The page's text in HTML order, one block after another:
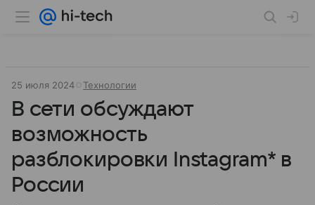
25 июля 2024 Технологии
В сети обсуждают
возможность
разблокировки Instagram* в
России